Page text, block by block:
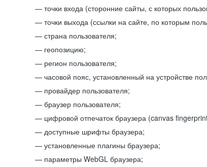
точки входа (сторонние сайты, с которых
точки выхода (ссылки на сайте, по которым
страна пользователя;
геопозицию;
регион пользователя;
часовой пояс, установленный на устройстве
провайдер пользователя;
браузер пользователя;
цифровой отпечаток браузера (canvas
доступные шрифты браузера;
установленные плагины браузера;
параметры WebGL браузера;